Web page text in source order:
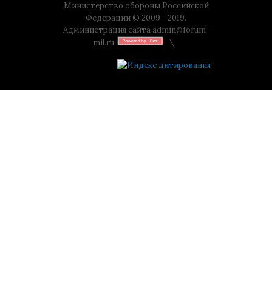
Министерство обороны Российской
Федерации © 2009 - 2019.
Администрация сайта admin@forum-
mil.ru